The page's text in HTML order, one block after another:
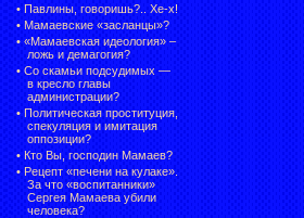
• Павлины, говоришь?.. Хе-х!
• Мамаевские «засланцы»?
• «Мамаевская идеология» –
ложь и демагогия?
• Со скамьи подсудимых —
в кресло главы
администрации?
• Политическая проституция,
спекуляция и имитация
оппозиции?
• Кто Вы, господин Мамаев?
• Рецепт «печени на кулаке».
За что «воспитанники»
Сергея Мамаева убили
человека?